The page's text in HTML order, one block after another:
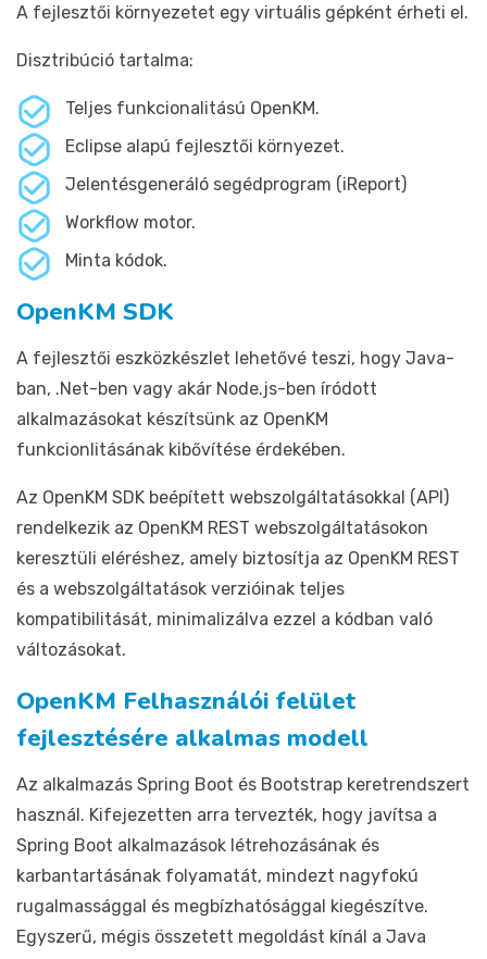
A fejlesztői környezetet egy virtuális gépként érheti el.
Disztribúció tartalma:
Teljes funkcionalitású OpenKM.
Eclipse alapú fejlesztői környezet.
Jelentésgeneráló segédprogram (iReport)
Workflow motor.
Minta kódok.
OpenKM SDK
A fejlesztői eszközkészlet lehetővé teszi, hogy Java-
ban, .Net-ben vagy akár Node.js-ben íródott
alkalmazásokat készítsünk az OpenKM
funkcionlitásának kibővítése érdekében.
Az OpenKM SDK beépített webszolgáltatásokkal (API)
rendelkezik az OpenKM REST webszolgáltatásokon
keresztüli eléréshez, amely biztosítja az OpenKM REST
és a webszolgáltatások verzióinak teljes
kompatibilitását, minimalizálva ezzel a kódban való
változásokat.
OpenKM Felhasználói felület
fejlesztésére alkalmas modell
Az alkalmazás Spring Boot és Bootstrap keretrendszert
használ. Kifejezetten arra tervezték, hogy javítsa a
Spring Boot alkalmazások létrehozásának és
karbantartásának folyamatát, mindezt nagyfokú
rugalmassággal és megbízhatósággal kiegészítve.
Egyszerű, mégis összetett megoldást kínál a Java